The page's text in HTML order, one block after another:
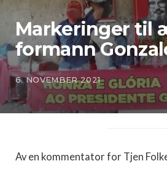
Markeringer til
formann
6. NOVEMBER 2021
Av en kommentator for Tjen